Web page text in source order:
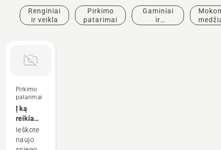
Renginiai
ir veikla
Pirkimo
patarimai
Gaminiai
ir
Pirkimo
patarimai
Į ką
reikia
atsižvelgti,
perkant
sniego
Ieškote
naujo